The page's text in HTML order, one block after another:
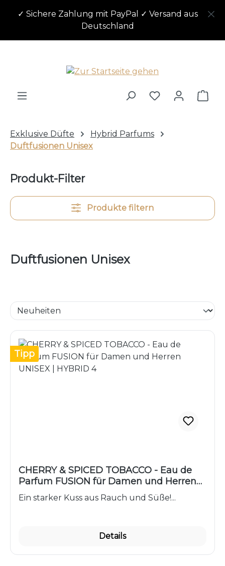
Zum Hauptinhalt springen
✓ Sichere Zahlung mit PayPal ✓ Versand aus
Deutschland
Exklusive Düfte
Hybrid Parfums
Duftfusionen Unisex
Produkt-Filter
Produkte filtern
Duftfusionen Unisex
Tipp
CHERRY & SPICED TOBACCO - Eau de
Parfum FUSION für Damen und Herren
UNISEX | HYBRID 4
Ein starker Kuss aus Rauch und Süße!...
Details